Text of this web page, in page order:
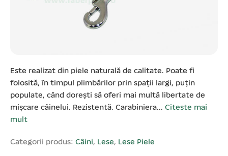
Este realizat din piele naturală de calitate. Poate fi
folosită, în timpul plimbărilor prin spații largi, puțin
populate, când doreşti să oferi mai multă libertate de
mișcare câinelui. Rezistentă. Carabiniera... Citeste mai
mult
Categorii produs: Câini, Lese, Lese Piele